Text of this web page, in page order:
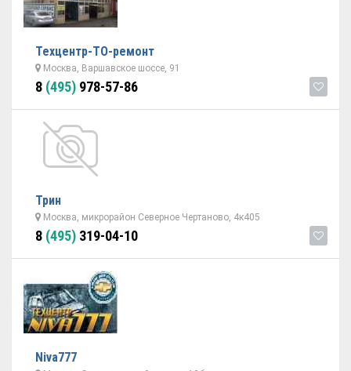
Техцентр-ТО-ремонт
Москва, Варшавское шоссе, 91
8 (495) 978-57-86
Трин
Москва, микрорайон Северное Чертаново, 4к405
8 (495) 319-04-10
Niva777